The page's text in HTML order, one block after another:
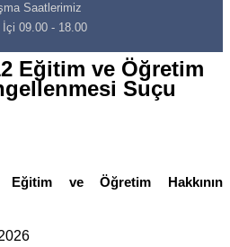
Saatlerimiz
İçi 09.00 - 18.00
Eğitim ve Öğretim
Suçu
ve Öğretim Hakkının